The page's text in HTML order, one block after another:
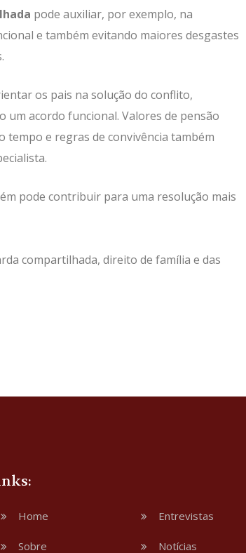
pode auxiliar, por exemplo, na
e também evitando maiores desgastes
os pais na solução do conflito,
um acordo funcional. Valores de pensão
tempo e regras de convivência também
pode contribuir para uma resolução mais
compartilhada, direito de família e das
Home
Sobre
Entrevistas
Notícias